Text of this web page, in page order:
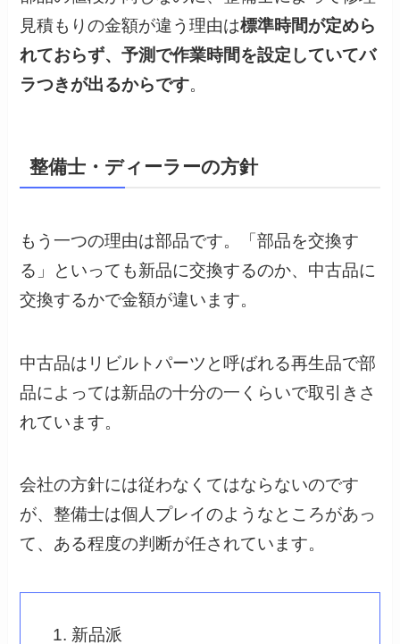
見積もりの金額が違う理由は標準時間が定めら
れておらず、予測で作業時間を設定していてバ
ラつきが出るからです。
整備士・ディーラーの方針
もう一つの理由は部品です。「部品を交換す
る」といっても新品に交換するのか、中古品に
交換するかで金額が違います。
中古品はリビルトパーツと呼ばれる再生品で部
品によっては新品の十分の一くらいで取引きさ
れています。
会社の方針には従わなくてはならないのです
が、整備士は個人プレイのようなところがあっ
て、ある程度の判断が任されています。
新品派